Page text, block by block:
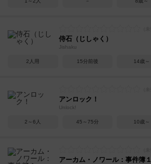
侍石（じしゃく）
Jishaku
2人用 15分前後 14歳～
アンロック！
Unlock!
2～6人 45～75分 10歳～
アーカム・ノワール：事件簿１